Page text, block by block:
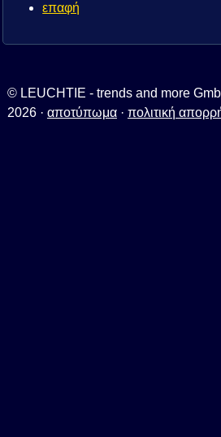
επαφή
© LEUCHTIE - trends and more
2026 · αποτύπωμα· πολιτική